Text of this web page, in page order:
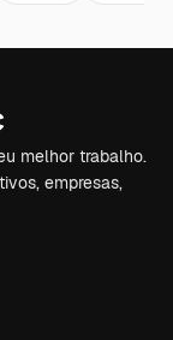
melhor trabalho.
empresas,